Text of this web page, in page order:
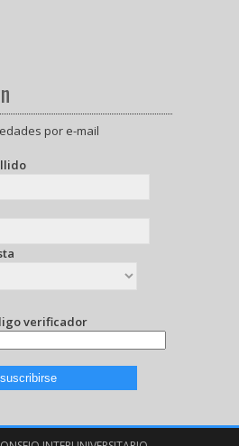
por e-mail
verificador